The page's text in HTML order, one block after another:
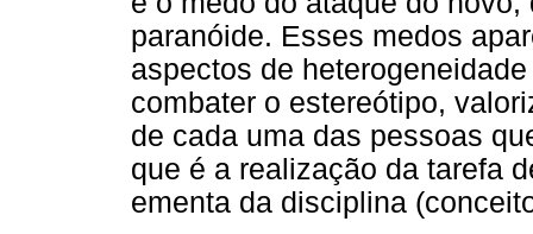
paranóide. Esses medos
aspectos de
combater o estereótipo,
de cada uma das pessoas
que é a realização da tarefa
ementa da disciplina